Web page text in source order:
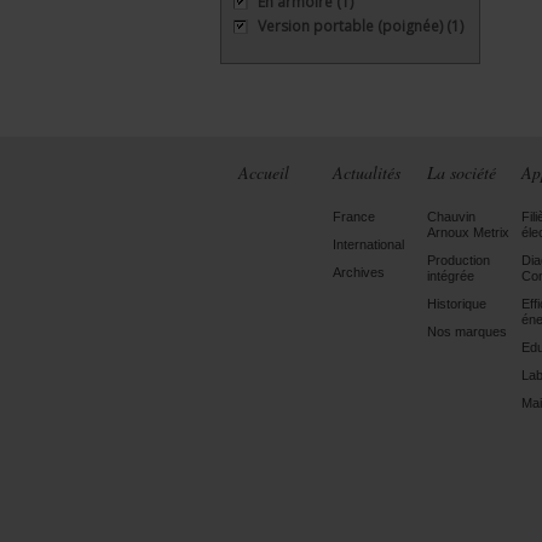
Version portable (poignée) (1)
Accueil Actualités
France
International
Archives
La société
Chauvin
Arnoux Metrix
Production
intégrée
Historique
Nos marques